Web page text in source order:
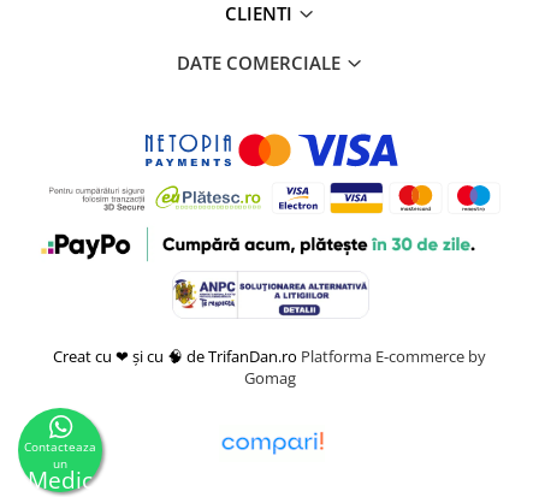
CLIENTI
DATE COMERCIALE
Creat cu ❤ și cu 🧠 de TrifanDan.ro Platforma E-commerce by
Gomag
Contacteaza
un
Medic